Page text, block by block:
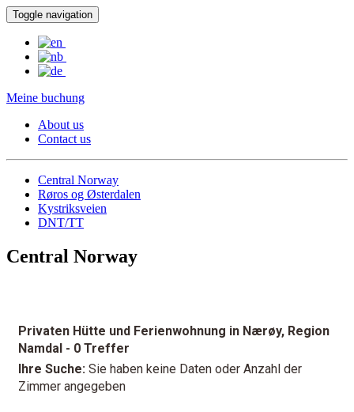
Toggle navigation
Meine buchung
About us
Contact us
Central Norway
Røros og Østerdalen
Kystriksveien
DNT/TT
Central Norway
Privaten Hütte und Ferienwohnung in Nærøy, Region
Namdal - 0 Treffer
Ihre Suche: Sie haben keine Daten oder Anzahl der
Zimmer angegeben